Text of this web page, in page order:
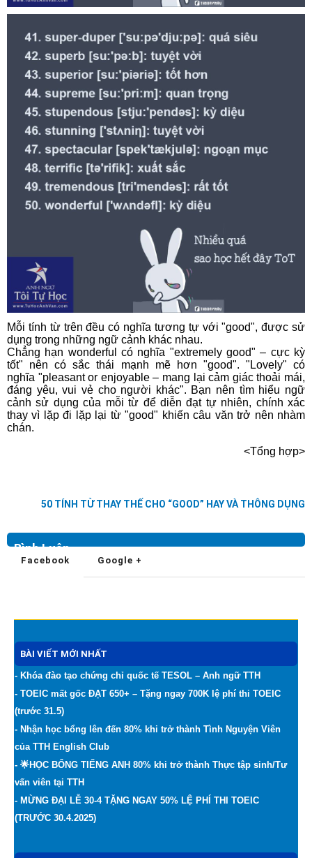
Mỗi tính từ trên đều có nghĩa tương tự với "good", được sử
dụng trong những ngữ cảnh khác nhau.
Chẳng hạn wonderful có nghĩa "extremely good" – cực kỳ
tốt" nên có sắc thái mạnh mẽ hơn "good". "Lovely" có
nghĩa "pleasant or enjoyable– mang lại cảm giác thoải mái,
đáng yêu, vui vẻ cho người khác". Bạn nên tìm hiểu ngữ
cảnh sử dụng của mỗi từ để diễn đạt tự nhiên, chính xác
thay vì lặp đi lặp lại từ "good" khiến câu văn trở nên nhàm
chán.
<Tổng hợp>
50 TÍNH TỪ THAY THẾ CHO “GOOD” HAY VÀ THÔNG DỤNG
Bình Luận
Facebook Google +
BÀI VIẾT MỚI NHẤT
- Khóa đào tạo chứng chỉ quốc tế TESOL – Anh ngữ TTH
- TOEIC mất gốc ĐẠT 650+ – Tặng ngay 700K lệ phí thi TOEIC
(trước 31.5)
- Nhận học bổng lên đến 80% khi trở thành Tình Nguyện Viên
của TTH English Club
- 🌟HỌC BỔNG TIẾNG ANH 80% khi trở thành Thực tập sinh/Tư
vấn viên tại TTH
- MỪNG ĐẠI LỄ 30-4 TẶNG NGAY 50% LỆ PHÍ THI TOEIC
(TRƯỚC 30.4.2025)